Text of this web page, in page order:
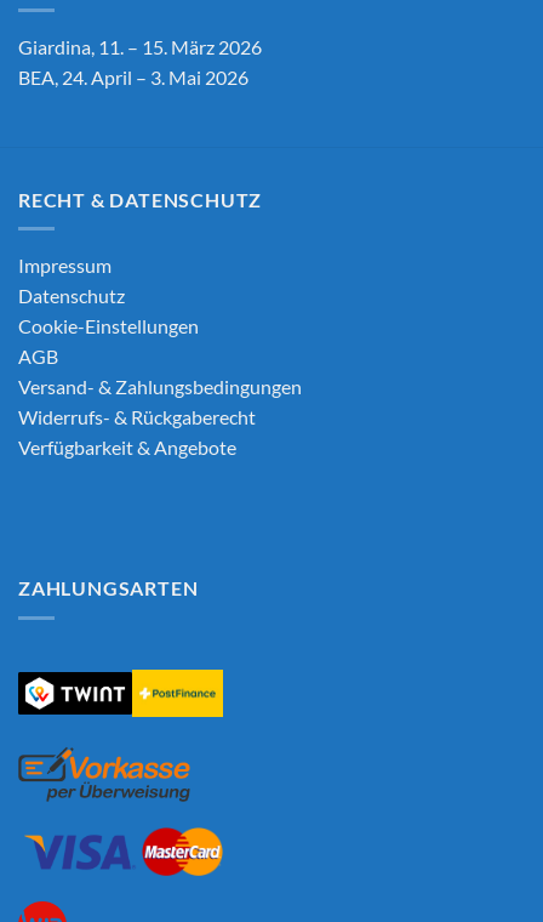
Giardina, 11. – 15. März 2026
BEA, 24. April – 3. Mai 2026
RECHT & DATENSCHUTZ
Impressum
Datenschutz
Cookie-Einstellungen
AGB
Versand- & Zahlungsbedingungen
Widerrufs- & Rückgaberecht
Verfügbarkeit & Angebote
ZAHLUNGSARTEN